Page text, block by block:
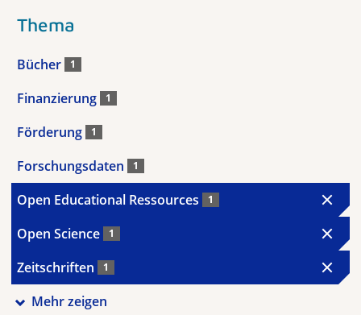
Thema
Bücher 1
Finanzierung 1
Förderung 1
Forschungsdaten 1
Open Educational Ressources 1
Open Science 1
Zeitschriften 1
Mehr zeigen